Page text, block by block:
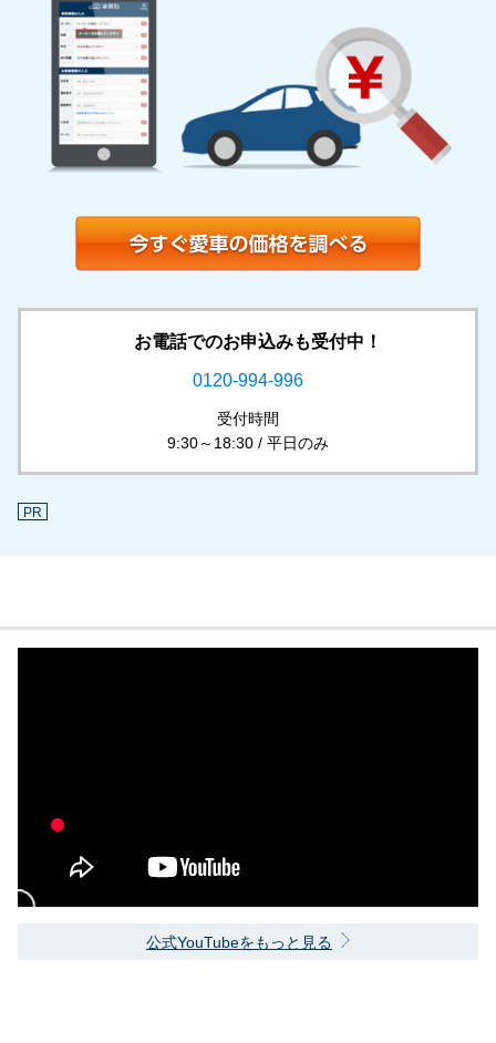
お電話でのお申込みも受付中！
0120-994-996
受付時間
9:30～18:30 / 平日のみ
PR
公式YouTubeをもっと見る